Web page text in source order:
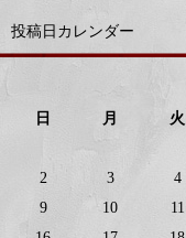
投稿日カレンダー
日 月 火
2
3 4
9
10 11